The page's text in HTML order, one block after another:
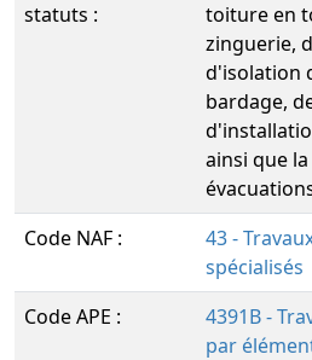
statuts :
toiture en
zinguerie,
d'isolation
bardage,
ainsi que
Code NAF :
43 -
spécialisés
Code APE :
4391B -
par